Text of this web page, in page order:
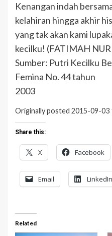
Kenangan indah
kelahiran hingga akhir
yang tak akan kami
kecilku! (FATIMAH
Sumber: Putri Kecilku
Femina No. 44 tahun
2003
Originally posted 2015-09-03
Share this:
X Facebook
Email LinkedIn
Related